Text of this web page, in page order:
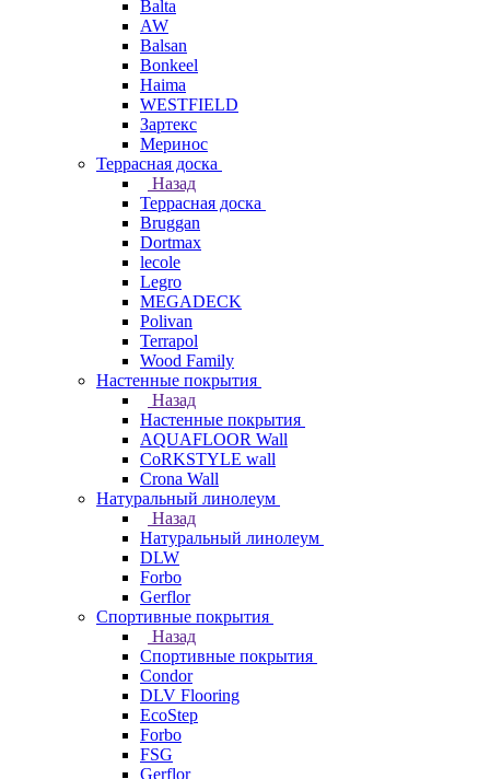
Balta
AW
Balsan
Bonkeel
Haima
WESTFIELD
Зартекс
Меринос
Террасная доска
Назад
Террасная доска
Bruggan
Dortmax
lecole
Legro
MEGADECK
Polivan
Terrapol
Wood Family
Настенные покрытия
Назад
Настенные покрытия
AQUAFLOOR Wall
CoRKSTYLE wall
Crona Wall
Натуральный линолеум
Назад
Натуральный линолеум
DLW
Forbo
Gerflor
Спортивные покрытия
Назад
Спортивные покрытия
Condor
DLV Flooring
EcoStep
Forbo
FSG
Gerflor